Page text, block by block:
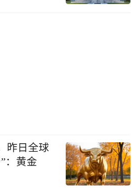
昨日全球
：黄金